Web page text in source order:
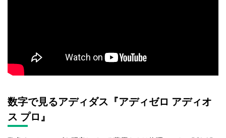
数字で見るアディダス『アディゼロ アディオ
ス プロ』